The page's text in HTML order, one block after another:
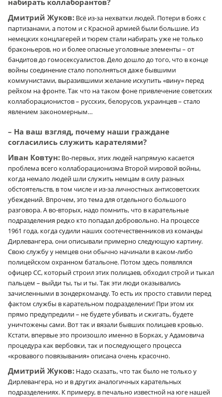
Дмитрий Жуков: Всё из-за нехватки людей. Потери в боях с
партизанами, а потом и с Красной армией были большие. Из
немецких концлагерей и тюрем стали набирать уже не только
браконьеров, но и более опасные уголовные элементы – от
бандитов до гомосексуалистов. Дело дошло до того, что в конце
войны соединение стало пополняться даже бывшими
коммунистами, выразившими желание искупить «вину» перед
рейхом на фронте. Так что на таком фоне привлечение советских
коллаборационистов – русских, белорусов, украинцев – стало
явлением закономерным…
– На ваш взгляд, почему наши граждане
согласились служить карателями?
Иван Ковтун: Во-первых, этих людей напрямую касается
проблема всего коллаборационизма Второй мировой войны,
когда немало людей шли служить немцам в силу разных
обстоятельств, в том числе и из-за личностных антисоветских
убеждений. Впрочем, это тема для отдельного большого
разговора. А во-вторых, надо помнить, что в карательные
подразделения редко кто попадал добровольно. На процессе
1961 года, когда судили наших соотечественников из команды
Дирлевангера, они описывали примерно следующую картину.
Свою службу у немцев они обычно начинали в каком-либо
полицейском охранном батальоне. Потом здесь появлялся
офицер СС, который строил этих полицаев, обходил строй и тыкал
пальцем – выйди ты, ты и ты. Так эти люди оказывались
зачисленными в зондеркоманду. То есть их просто ставили перед
фактом службы в карательном подразделении! При этом их
прямо предупредили – не будете убивать и сжигать, будете
уничтожены сами. Вот так и вязали бывших полицаев кровью.
Кстати, впервые это произошло именно в Борках, у Адамовича
процедура как вербовки, так и последующего процесса
«кровавого повязывания» описана очень красочно.
Дмитрий Жуков: Надо сказать, что так было не только у
Дирлевангера, но и в других аналогичных карательных
подразделениях. К примеру, в печально известной на юге нашей